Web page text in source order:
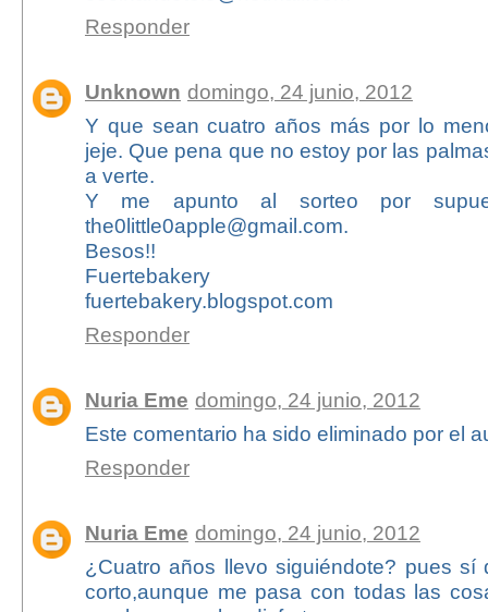
Responder
Unknown domingo, 24 junio, 2012
Y que sean cuatro años más por lo
jeje. Que pena que no estoy por las
a verte.
Y me apunto al sorteo por
the0little0apple@gmail.com.
Besos!!
Fuertebakery
fuertebakery.blogspot.com
Responder
Nuria Eme domingo, 24 junio, 2012
Este comentario ha sido eliminado por el
Responder
Nuria Eme domingo, 24 junio, 2012
¿Cuatro años llevo siguiéndote? pues
corto,aunque me pasa con todas las